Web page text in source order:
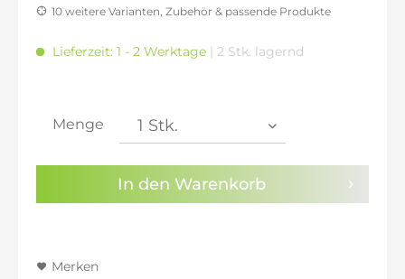
Sie haben dieDatenschutzbestimmungen
Kenntnis genommen.
inkl. 16% MwSt.: 125,75 €
inkl. 21% MwSt.: 131,17 €
10 weitere Varianten, Zubehör & passende Produkte
Lieferzeit: 1 - 2 Werktage | 2 Stk. lagernd
Menge
In den Warenkorb
Merken